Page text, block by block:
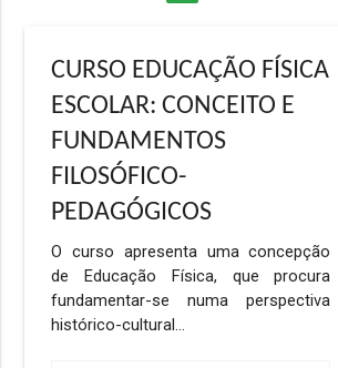
CURSO EDUCAÇÃO FÍSICA
ESCOLAR: CONCEITO E
FUNDAMENTOS
FILOSÓFICO-
PEDAGÓGICOS
O curso apresenta uma concepção
de Educação Física, que procura
fundamentar-se numa perspectiva
histórico-cultural…